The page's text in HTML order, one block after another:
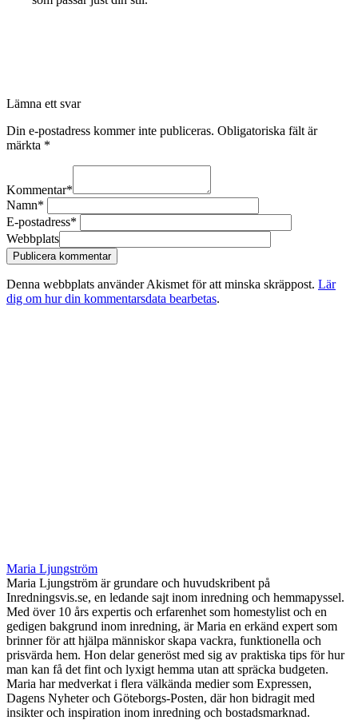
Lämna ett svar
Din e-postadress kommer inte publiceras. Obligatoriska fält är
märkta *
Kommentar*
Namn*
E-postadress*
Webbplats
Denna webbplats använder Akismet för att minska skräppost. Lär
dig om hur din kommentarsdata bearbetas.
Maria Ljungström
Maria Ljungström är grundare och huvudskribent på
Inredningsvis.se, en ledande sajt inom inredning och hemmapyssel.
Med över 10 års expertis och erfarenhet som homestylist och en
gedigen bakgrund inom inredning, är Maria en erkänd expert som
brinner för att hjälpa människor skapa vackra, funktionella och
prisvärda hem. Hon delar generöst med sig av praktiska tips för hur
man kan få det fint och lyxigt hemma utan att spräcka budgeten.
Maria har medverkat i flera välkända medier som Expressen,
Dagens Nyheter och Göteborgs-Posten, där hon bidragit med
insikter och inspiration inom inredning och bostadsmarknad.